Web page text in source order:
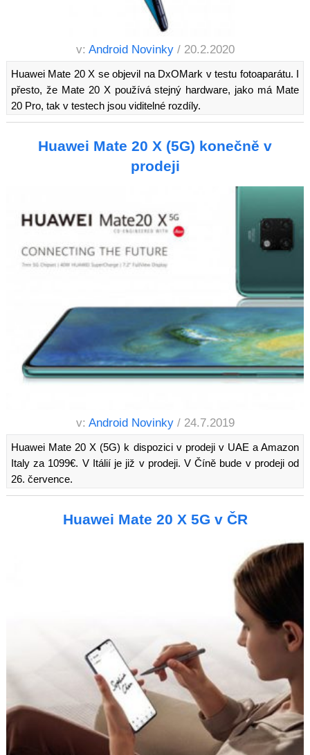
v: Android Novinky / 20.2.2020
Huawei Mate 20 X se objevil na DxOMark v testu fotoaparátu. I
přesto, že Mate 20 X používá stejný hardware, jako má Mate
20 Pro, tak v testech jsou viditelné rozdíly.
Huawei Mate 20 X (5G) konečně v
prodeji
v: Android Novinky / 24.7.2019
Huawei Mate 20 X (5G) k dispozici v prodeji v UAE a Amazon
Italy za 1099€. V Itálií je již v prodeji. V Číně bude v prodeji od
26. července.
Huawei Mate 20 X 5G v ČR